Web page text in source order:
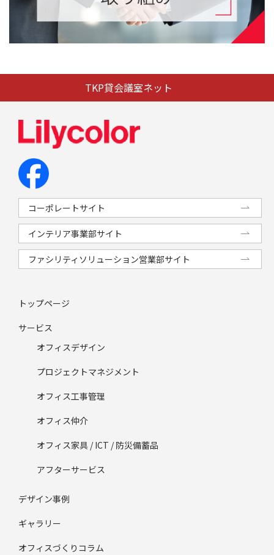
TKP貸会議室ネット
コーポレートサイト
インテリア事業部サイト
ファシリティソリューション営業部サイト
トップページ
サービス
オフィスデザイン
プロジェクトマネジメント
オフィス工事管理
オフィス仲介
オフィス家具 / ICT / 防災備蓄品
アフターサービス
デザイン事例
ギャラリー
オフィスづくりコラム